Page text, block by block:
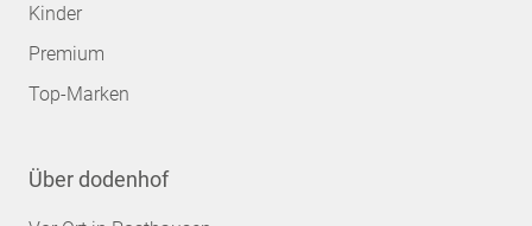
Kinder
Premium
Top-Marken
Über dodenhof